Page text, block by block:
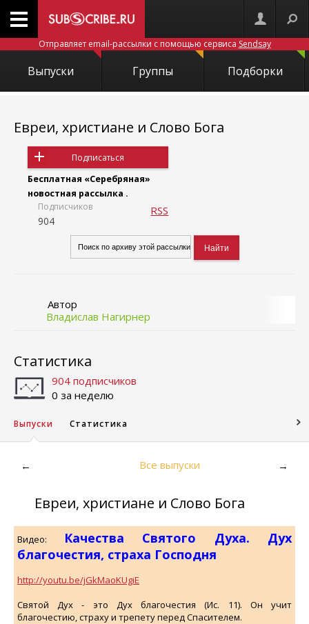
Отправляет email-рассылки с помощью сервиса Sendsay
Выпуски Группы Подборки
Евреи, христиане и Слово Бога
Подписаться
Бесплатная «Серебряная»
новостная рассылка .
Подписчиков
904
RSS
Автор
Владислав Нагирнер
Статистика
904 подписчиков
0 за неделю
Выпуски Статистика
← Все выпуски →
Евреи, христиане и Слово Бога
Видео:
Качества Святого Духа. Дух
благочестия, страха Господня
http://youtu.be/jGkMaoKUgiE
Святой Дух - это Дух благочестия (Ис. 11). Он учит
благочестию, страху и трепету перед Спасителем.